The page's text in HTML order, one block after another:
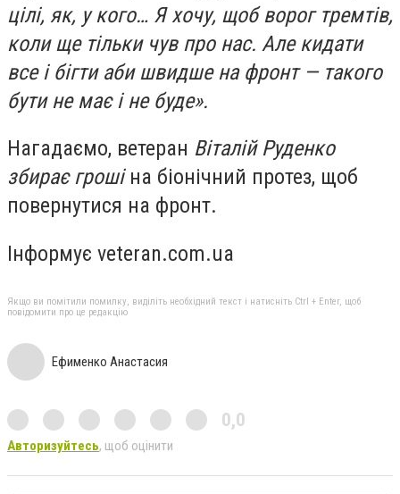
цілі, як, у кого… Я хочу, щоб ворог тремтів,
коли ще тільки чув про нас. Але кидати
все і бігти аби швидше на фронт — такого
бути не має і не буде».
Нагадаємо, ветеран Віталій Руденко
збирає гроші на біонічний протез, щоб
повернутися на фронт.
Інформує veteran.com.ua
Якщо ви помітили помилку, виділіть необхідний текст і натисніть Ctrl + Enter, щоб
повідомити про це редакцію
Ефименко Анастасия
0,0
Авторизуйтесь, щоб оцінити